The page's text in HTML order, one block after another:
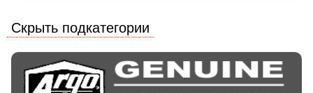
Скрыть подкатегории